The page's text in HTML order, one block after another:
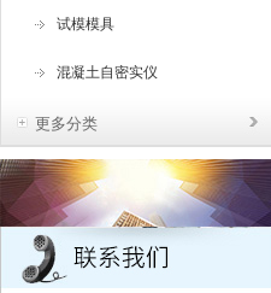
试模模具
混凝土自密实仪
更多分类